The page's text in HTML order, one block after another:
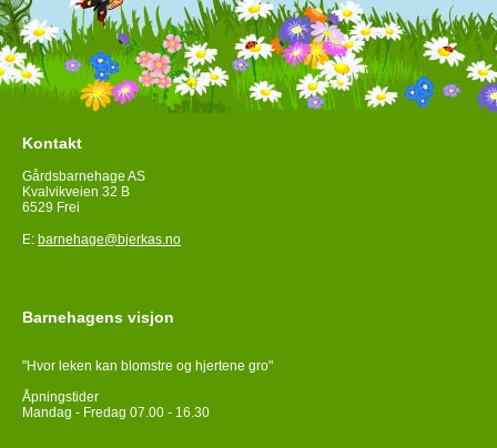
Kontakt
Gårdsbarnehage AS
Kvalvikveien 32 B
6529 Frei
E: barnehage@bjerkas.no
Barnehagens visjon
"Hvor leken kan blomstre og hjertene gro"
Åpningstider
Mandag - Fredag 07.00 - 16.30